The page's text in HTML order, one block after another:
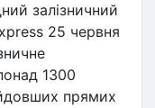
залізничний
25 червня
1300
прямих